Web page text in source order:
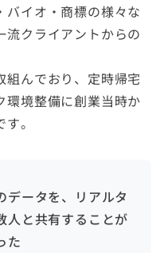
バイオ・商標の様々な
流クライアントからの
組んでおり、定時帰宅
環境整備に創業当時か
。
データを、リアルタ
人と共有することが
た